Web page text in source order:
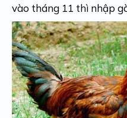
vào tháng 11 thì nhập